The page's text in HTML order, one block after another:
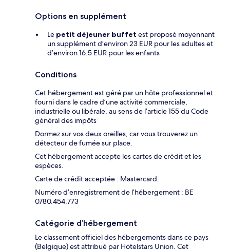
Options en supplément
Le petit déjeuner buffet est proposé moyennant
un supplément d’environ 23 EUR pour les adultes et
d’environ 16.5 EUR pour les enfants
Conditions
Cet hébergement est géré par un hôte professionnel et
fourni dans le cadre d’une activité commerciale,
industrielle ou libérale, au sens de l’article 155 du Code
général des impôts
Dormez sur vos deux oreilles, car vous trouverez un
détecteur de fumée sur place.
Cet hébergement accepte les cartes de crédit et les
espèces.
Carte de crédit acceptée : Mastercard.
Numéro d’enregistrement de l’hébergement : BE
0780.454.773
Catégorie d’hébergement
Le classement officiel des hébergements dans ce pays
(Belgique) est attribué par Hotelstars Union. Cet